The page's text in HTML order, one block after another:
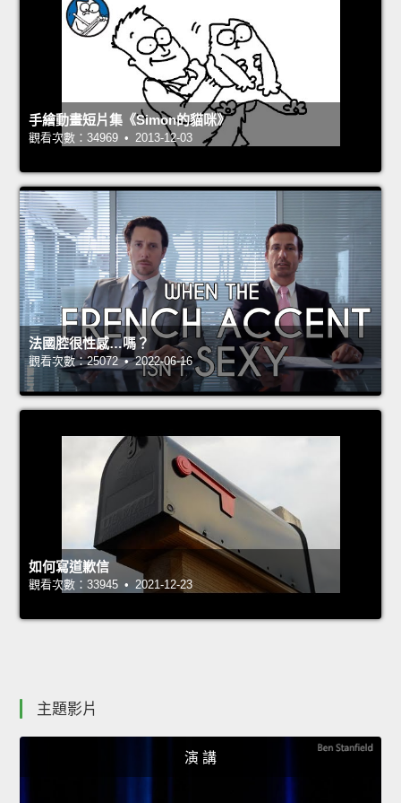
手繪動畫短片集《Simon的貓咪》
觀看次數：34969 • 2013-12-03
法國腔很性感…嗎？
觀看次數：25072 • 2022-06-16
如何寫道歉信
觀看次數：33945 • 2021-12-23
主題影片
演 講